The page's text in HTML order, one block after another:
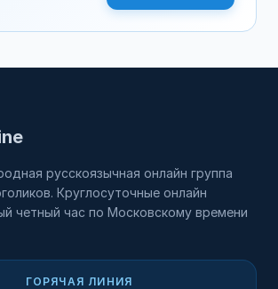
русскоязычная онлайн группа
Круглосуточные онлайн
четный час по Московскому времени
ГОРЯЧАЯ ЛИНИЯ